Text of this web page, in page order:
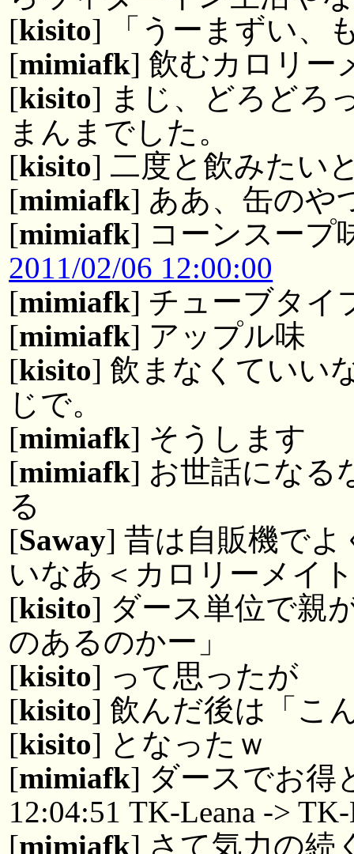
[kisito] 「うーまずい、
[mimiafk] 飲むカロリー
[kisito] まじ、どろどろ
まんまでした。
[kisito] 二度と飲みたい
[mimiafk] ああ、缶のや
[mimiafk] コーンスープ
2011/02/06 12:00:00
[mimiafk] チューブタイ
[mimiafk] アップル味
[kisito] 飲まなくていい
じで。
[mimiafk] そうします
[mimiafk] お世話になる
る
[Saway] 昔は自販機で
いなあ＜カロリーメイ
[kisito] ダース単位で親
のあるのかー」
[kisito] って思ったが
[kisito] 飲んだ後は「こ
[kisito] となったｗ
[mimiafk] ダースでお得
12:04:51 TK-Leana ->
[mimiafk] さて気力の続